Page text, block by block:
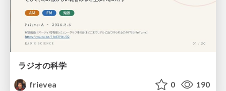
ラジオの科学
frievea
0 190